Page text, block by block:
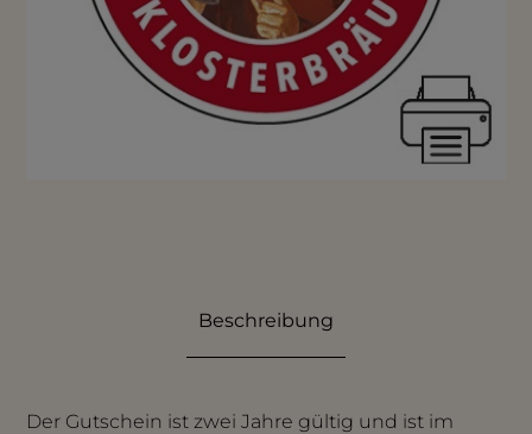
Beschreibung
Der Gutschein ist zwei Jahre gültig und ist im